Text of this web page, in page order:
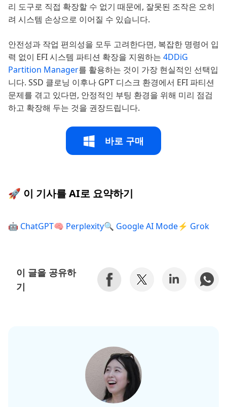
리 도구로 직접 확장할 수 없기 때문에, 잘못된 조작은 오히
려 시스템 손상으로 이어질 수 있습니다.
안전성과 작업 편의성을 모두 고려한다면, 복잡한 명령어 입
력 없이 EFI 시스템 파티션 확장을 지원하는 4DDiG
Partition Manager를 활용하는 것이 가장 현실적인 선택입
니다. SSD 클로닝 이후나 GPT 디스크 환경에서 EFI 파티션
문제를 겪고 있다면, 안정적인 부팅 환경을 위해 미리 점검
하고 확장해 두는 것을 권장드립니다.
바로 구매
🚀 이 기사를 AI로 요약하기
🤖 ChatGPT🧠 Perplexity🔍 Google AI Mode⚡ Grok
이 글을 공유하
기